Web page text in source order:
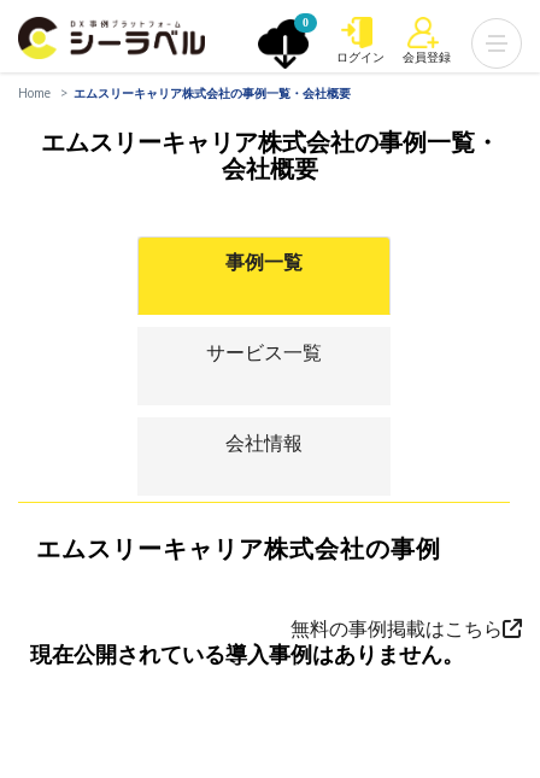
0
ログイン 会員登録
Home エムスリーキャリア株式会社の事例一覧・会社概要
エムスリーキャリア株式会社の事例一覧・
会社概要
事例一覧
サービス一覧
会社情報
エムスリーキャリア株式会社の事例
無料の事例掲載はこちら
現在公開されている導入事例はありません。